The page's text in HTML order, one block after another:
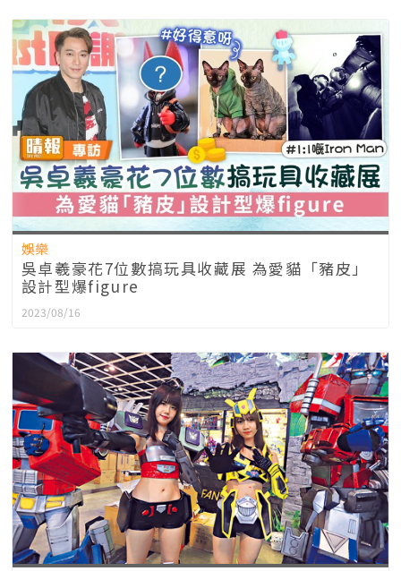
娛樂
吳卓羲豪花7位數搞玩具收藏展 為愛貓「豬皮」
設計型爆figure
2023/08/16